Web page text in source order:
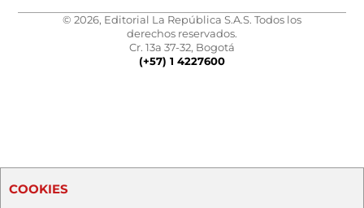
© 2026, Editorial La República S.A.S. Todos los
derechos reservados.
Cr. 13a 37-32, Bogotá
(+57) 1 4227600
COOKIES